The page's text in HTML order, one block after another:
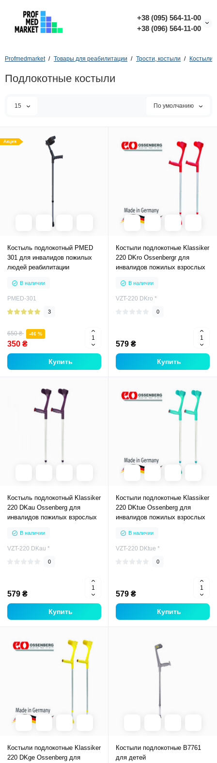
+38 (095) 564-11-00
+38 (096) 564-11-00
Profmedmarket Товары для реабилитации Трости, костыли Костыли
Подлокотные костыли
15 По умолчанию
Костыль подлокотный PMED
301 для инвалидов пожилых
людей реабилитации
В наличии
PMED-301
3
650 ₴ -46 %
350 ₴
Купить
Костыли подлокотные Klassiker
220 DKro Ossenbergr для
инвалидов пожилых взрослых
В наличии
VZT-220 DKro *
0
579 ₴
Купить
Костыль подлокотный Klassiker
220 DKau Ossenberg для
инвалидов пожилых взрослых
В наличии
VZT-220 DKau *
0
579 ₴
Купить
Костыли подлокотные Klassiker
220 DKtue Ossenberg для
инвалидов пожилых взрослых
В наличии
VZT-220 DKtue *
0
579 ₴
Купить
Костыли подлокотные Klassiker
220 DKge Ossenberg для
Костыли подлокотные B7761
для детей